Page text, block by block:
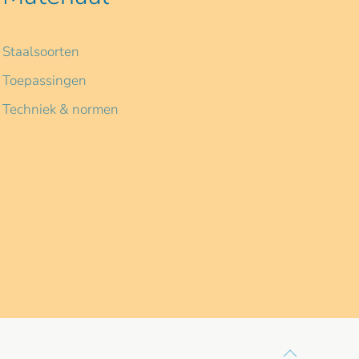
Staalsoorten
Toepassingen
Techniek & normen